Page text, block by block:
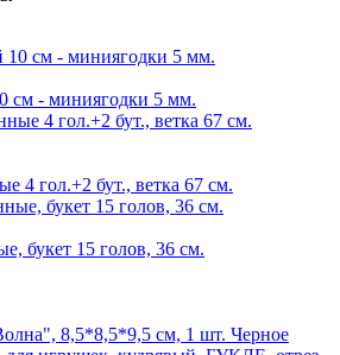
см - миниягодки 5 мм.
4 гол.+2 бут., ветка 67 см.
букет 15 голов, 36 см.
8,5*8,5*9,5 см, 1 шт. Черное